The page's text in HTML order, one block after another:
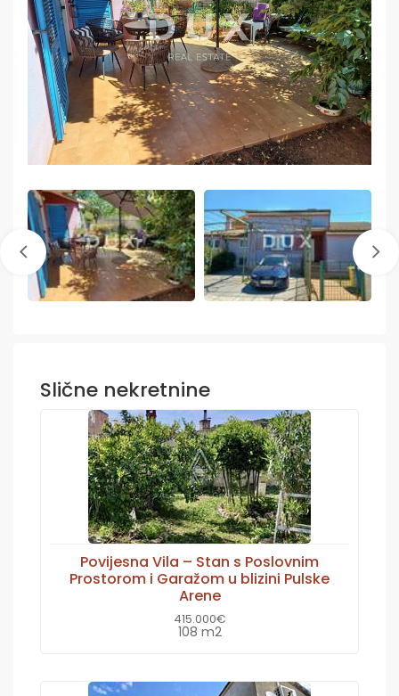
Slične nekretnine
Povijesna Vila – Stan s Poslovnim
Prostorom i Garažom u blizini Pulske
Arene
415.000€
108 m2